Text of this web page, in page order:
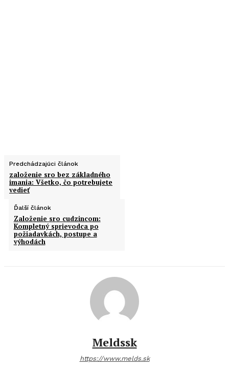
Predchádzajúci článok
založenie sro bez základného
imania: Všetko, čo potrebujete
vedieť
Ďalší článok
Založenie sro cudzincom:
Kompletný sprievodca po
požiadavkách, postupe a
výhodách
Meldssk
https://www.melds.sk